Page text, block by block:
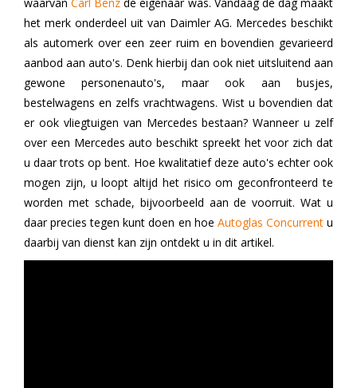
het merk onderdeel uit van Daimler AG. Mercedes beschikt
als automerk over een zeer ruim en bovendien gevarieerd
aanbod aan auto's. Denk hierbij dan ook niet uitsluitend aan
gewone personenauto's, maar ook aan busjes,
bestelwagens en zelfs vrachtwagens. Wist u bovendien dat
er ook vliegtuigen van Mercedes bestaan? Wanneer u zelf
over een Mercedes auto beschikt spreekt het voor zich dat
u daar trots op bent. Hoe kwalitatief deze auto's echter ook
mogen zijn, u loopt altijd het risico om geconfronteerd te
worden met schade, bijvoorbeeld aan de voorruit. Wat u
daar precies tegen kunt doen en hoe Autoglas Concurrentu
daarbij van dienst kan zijn ontdekt u in dit artikel.